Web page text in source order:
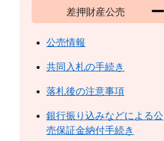
差押財産公売
公売情報
共同入札の手続き
落札後の注意事項
銀行振り込みなどによる公
売保証金納付手続き